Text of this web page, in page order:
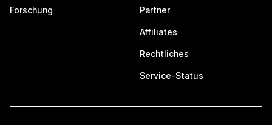
Forschung Partner
Affiliates
Rechtliches
Service-Status